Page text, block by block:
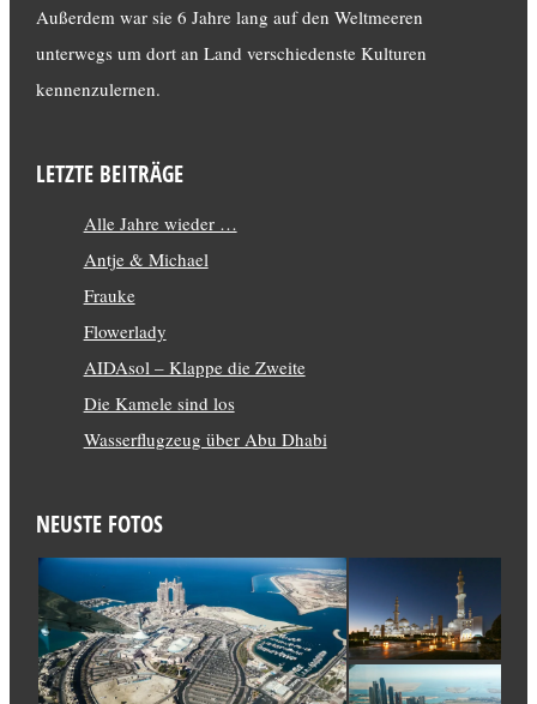
Außerdem war sie 6 Jahre lang auf den Weltmeeren
unterwegs um dort an Land verschiedenste Kulturen
kennenzulernen.
LETZTE BEITRÄGE
Alle Jahre wieder …
Antje & Michael
Frauke
Flowerlady
AIDAsol – Klappe die Zweite
Die Kamele sind los
Wasserflugzeug über Abu Dhabi
NEUSTE FOTOS